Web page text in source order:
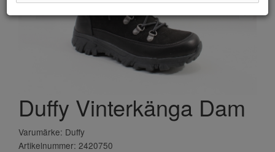
Duffy Vinterkänga Dam
Varumärke: Duffy
Artikelnummer: 2420750